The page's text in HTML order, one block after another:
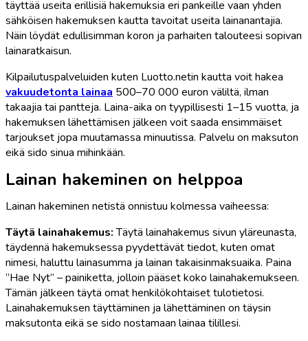
täyttää useita erillisiä hakemuksia eri pankeille vaan yhden
sähköisen hakemuksen kautta tavoitat useita lainanantajia.
Näin löydät edullisimman koron ja parhaiten talouteesi sopivan
lainaratkaisun.
Kilpailutuspalveluiden kuten Luotto.netin kautta voit hakea
vakuudetonta lainaa 500–70 000 euron väliltä, ilman
takaajia tai pantteja. Laina-aika on tyypillisesti 1–15 vuotta, ja
hakemuksen lähettämisen jälkeen voit saada ensimmäiset
tarjoukset jopa muutamassa minuutissa. Palvelu on maksuton
eikä sido sinua mihinkään.
Lainan hakeminen on helppoa
Lainan hakeminen netistä onnistuu kolmessa vaiheessa:
Täytä lainahakemus:Täytä lainahakemus sivun yläreunasta,
täydennä hakemuksessa pyydettävät tiedot, kuten omat
nimesi, haluttu lainasumma ja lainan takaisinmaksuaika. Paina
”Hae Nyt” – painiketta, jolloin pääset koko lainahakemukseen.
Tämän jälkeen täytä omat henkilökohtaiset tulotietosi.
Lainahakemuksen täyttäminen ja lähettäminen on täysin
maksutonta eikä se sido nostamaan lainaa tilillesi.